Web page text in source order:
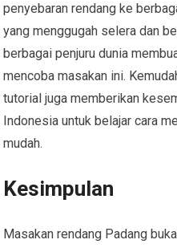
penyebaran rendang ke
yang menggugah selera dan
berbagai penjuru dunia
mencoba masakan ini.
tutorial juga memberikan
Indonesia untuk belajar cara
mudah.
Kesimpulan
Masakan rendang Padang